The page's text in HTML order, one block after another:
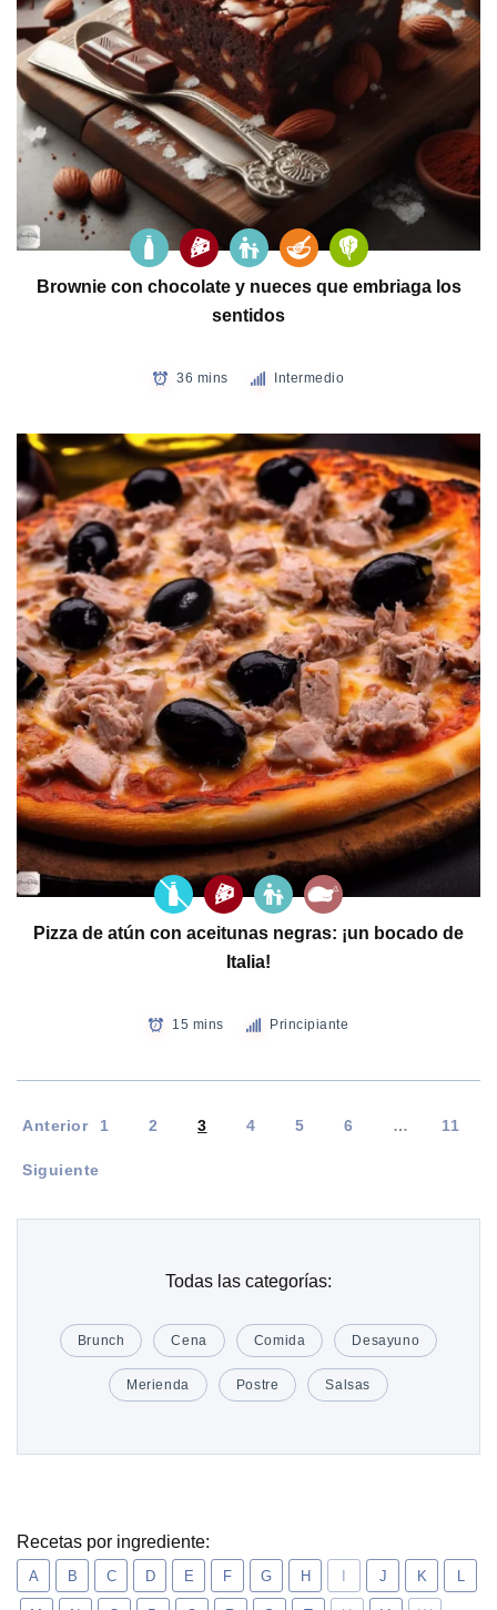
Brownie con chocolate y nueces que embriaga los
sentidos
36 mins Intermedio
Pizza de atún con aceitunas negras: ¡un bocado de
Italia!
15 mins Principiante
Anterior 1 2 3 4 5 6 … 11
Siguiente
Todas las categorías:
Brunch Cena Comida Desayuno
Merienda Postre Salsas
Recetas por ingrediente:
A B C D E F G H I J K L